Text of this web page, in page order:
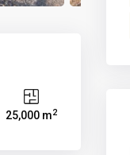
25,000 m2